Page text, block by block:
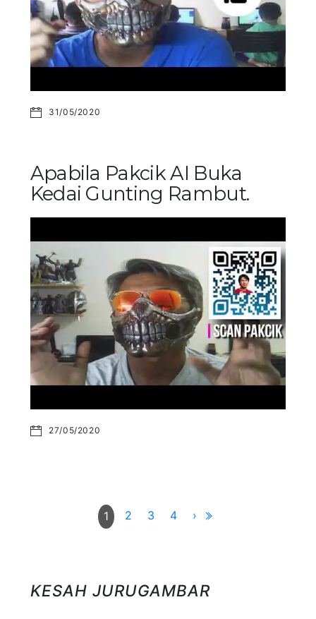
31/05/2020
Apabila Pakcik AI Buka
Kedai Gunting Rambut.
27/05/2020
1 2 3 4 ›
KESAH JURUGAMBAR